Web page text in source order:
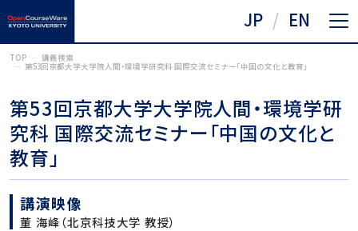
JP EN
TOP 講義検索
第53回京都大学大学院人間・環境学研究科 国際交流セミナー「中国の文化と教育」
第53回京都大学大学院人間・環境学研
究科 国際交流セミナー「中国の文化と
教育」
講演映像
董 海峰（北京科技大学 教授）